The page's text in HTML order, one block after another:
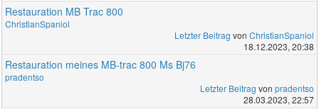
Restauration MB Trac 800
ChristianSpaniol
Letzter Beitrag von ChristianSpaniol
18.12.2023, 20:38
Restauration meines MB-trac 800 Ms Bj76
pradentso
Letzter Beitrag von pradentso
28.03.2023, 22:57